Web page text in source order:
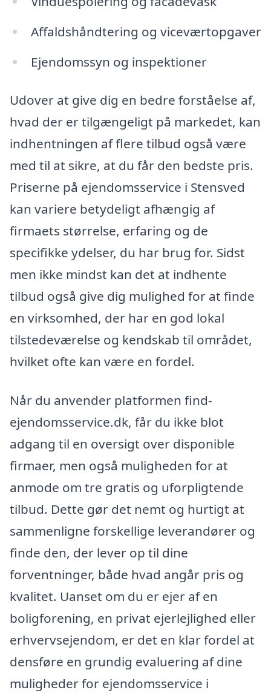
Affaldshåndtering og viceværtopgaver
Ejendomssyn og inspektioner
Udover at give dig en bedre forståelse af,
hvad der er tilgængeligt på markedet, kan
indhentningen af flere tilbud også være
med til at sikre, at du får den bedste pris.
Priserne på ejendomsservice i Stensved
kan variere betydeligt afhængig af
firmaets størrelse, erfaring og de
specifikke ydelser, du har brug for. Sidst
men ikke mindst kan det at indhente
tilbud også give dig mulighed for at finde
en virksomhed, der har en god lokal
tilstedeværelse og kendskab til området,
hvilket ofte kan være en fordel.
Når du anvender platformen find-
ejendomsservice.dk, får du ikke blot
adgang til en oversigt over disponible
firmaer, men også muligheden for at
anmode om tre gratis og uforpligtende
tilbud. Dette gør det nemt og hurtigt at
sammenligne forskellige leverandører og
finde den, der lever op til dine
forventninger, både hvad angår pris og
kvalitet. Uanset om du er ejer af en
boligforening, en privat ejerlejlighed eller
erhvervsejendom, er det en klar fordel at
densføre en grundig evaluering af dine
muligheder for ejendomsservice i